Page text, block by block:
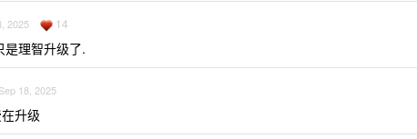
2025 14
是理智升级了.
Sep 18, 2025
升级